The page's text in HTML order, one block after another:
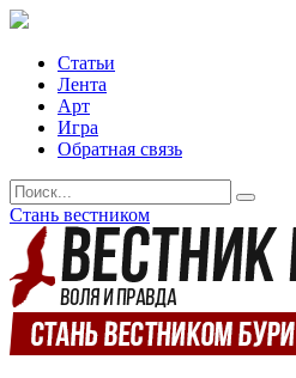
Статьи
Лента
Арт
Игра
Обратная связь
Стань вестником